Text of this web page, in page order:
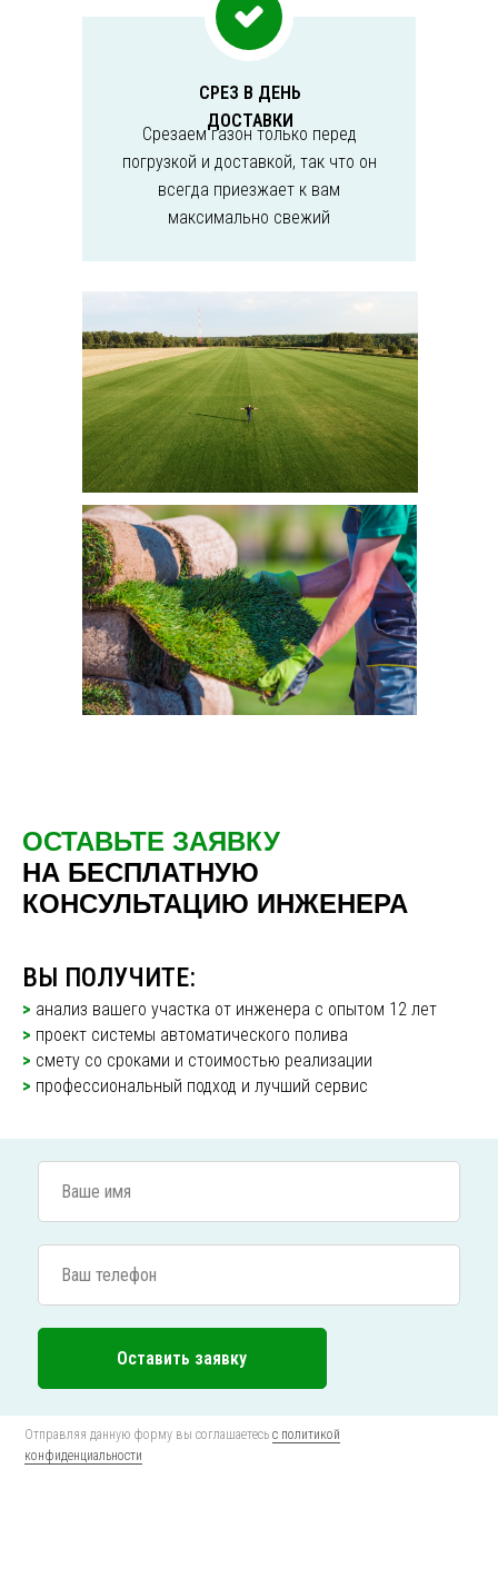
СРЕЗ В ДЕНЬ
ДОСТАВКИ
Срезаем газон только перед
погрузкой и доставкой, так что он
всегда приезжает к вам
максимально свежий
ОСТАВЬТЕ ЗАЯВКУ
НА БЕСПЛАТНУЮ
КОНСУЛЬТАЦИЮ ИНЖЕНЕРА
ВЫ ПОЛУЧИТЕ:
> анализ вашего участка от инженера с опытом 12 лет
> проект системы автоматического полива
> смету со сроками и стоимостью реализации
> профессиональный подход и лучший сервис
Отправляя данную форму вы соглашаетесь с политикой
конфиденциальности
Оставить заявку